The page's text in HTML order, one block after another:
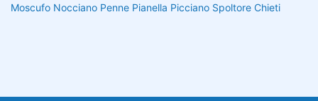
Moscufo Nocciano Penne Pianella Picciano Spoltore Chieti